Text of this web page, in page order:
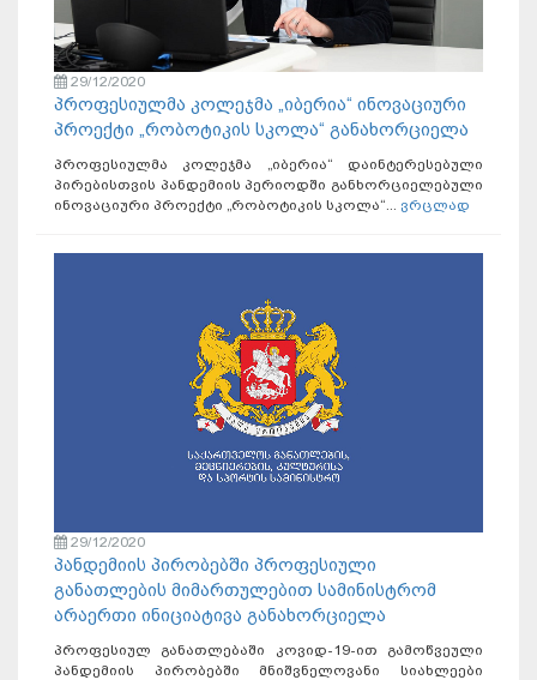
29/12/2020
პროფესიულმა კოლეჯმა „იბერია“ ინოვაციური
პროექტი „რობოტიკის სკოლა“ განახორციელა
პროფესიულმა კოლეჯმა „იბერია“ დაინტერესებული
პირებისთვის პანდემიის პერიოდში განხორციელებული
ინოვაციური პროექტი „რობოტიკის სკოლა“... ვრცლად
29/12/2020
პანდემიის პირობებში პროფესიული
განათლების მიმართულებით სამინისტრომ
არაერთი ინიციატივა განახორციელა
პროფესიულ განათლებაში კოვიდ-19-ით გამოწვეული
პანდემიის პირობებში მნიშვნელოვანი სიახლეები